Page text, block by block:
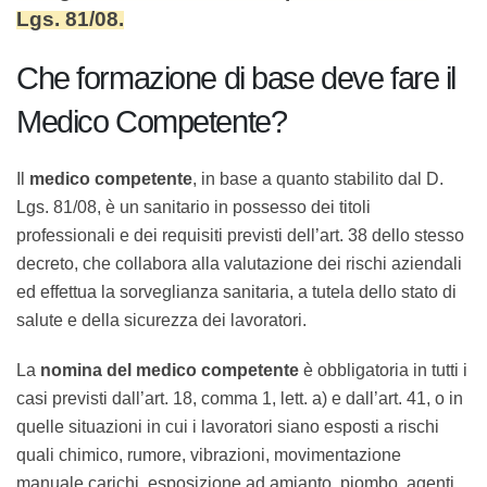
Lgs. 81/08.
Che formazione di base deve fare
il Medico Competente?
Il medico competente , in base a
quanto stabilito dal D. Lgs. 81/08, è
un sanitario in possesso dei titoli
professionali e dei requisiti previsti
dell’art. 38 dello stesso decreto, che
collabora alla valutazione dei rischi aziendali ed
salute e della sicurezza dei lavoratori.
Lanomina del medico competenteè obbligatoria in
tutti i casi previsti dall’art. 18, comma 1, lett. a) e